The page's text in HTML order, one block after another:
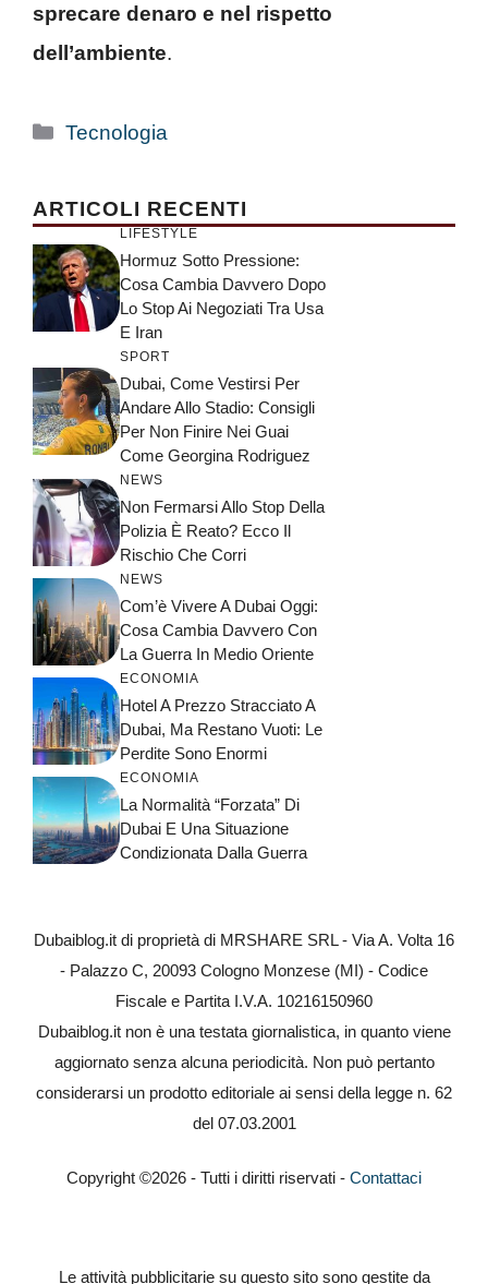
sprecare denaro e nel rispetto
dell’ambiente.
Categorie
Tecnologia
ARTICOLI RECENTI
LIFESTYLE
Hormuz Sotto Pressione:
Cosa Cambia Davvero Dopo
Lo Stop Ai Negoziati Tra Usa
E Iran
SPORT
Dubai, Come Vestirsi Per
Andare Allo Stadio: Consigli
Per Non Finire Nei Guai
Come Georgina Rodriguez
NEWS
Non Fermarsi Allo Stop Della
Polizia È Reato? Ecco Il
Rischio Che Corri
NEWS
Com’è Vivere A Dubai Oggi:
Cosa Cambia Davvero Con
La Guerra In Medio Oriente
ECONOMIA
Hotel A Prezzo Stracciato A
Dubai, Ma Restano Vuoti: Le
Perdite Sono Enormi
ECONOMIA
La Normalità “forzata” Di
Dubai E Una Situazione
Condizionata Dalla Guerra
Dubaiblog.it di proprietà di MRSHARE SRL - Via A. Volta 16
- Palazzo C, 20093 Cologno Monzese (MI) - Codice
Fiscale e Partita I.V.A. 10216150960
Dubaiblog.it non è una testata giornalistica, in quanto viene
aggiornato senza alcuna periodicità. Non può pertanto
considerarsi un prodotto editoriale ai sensi della legge n. 62
del 07.03.2001
Copyright ©2026 - Tutti i diritti riservati - Contattaci
Le attività pubblicitarie su questo sito sono gestite da